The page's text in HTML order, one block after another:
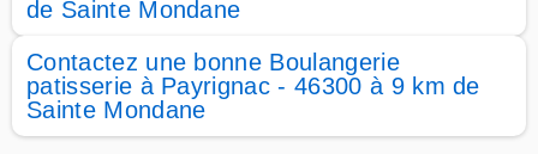
de Sainte Mondane
Contactez une bonne Boulangerie
patisserie à Payrignac - 46300 à 9 km de
Sainte Mondane